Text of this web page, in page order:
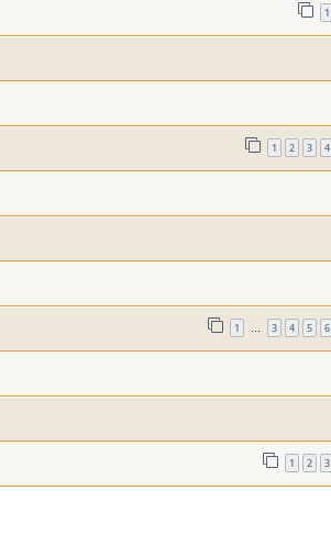
1
1 2 3 4
1 … 3 4 5 6
1 2 3